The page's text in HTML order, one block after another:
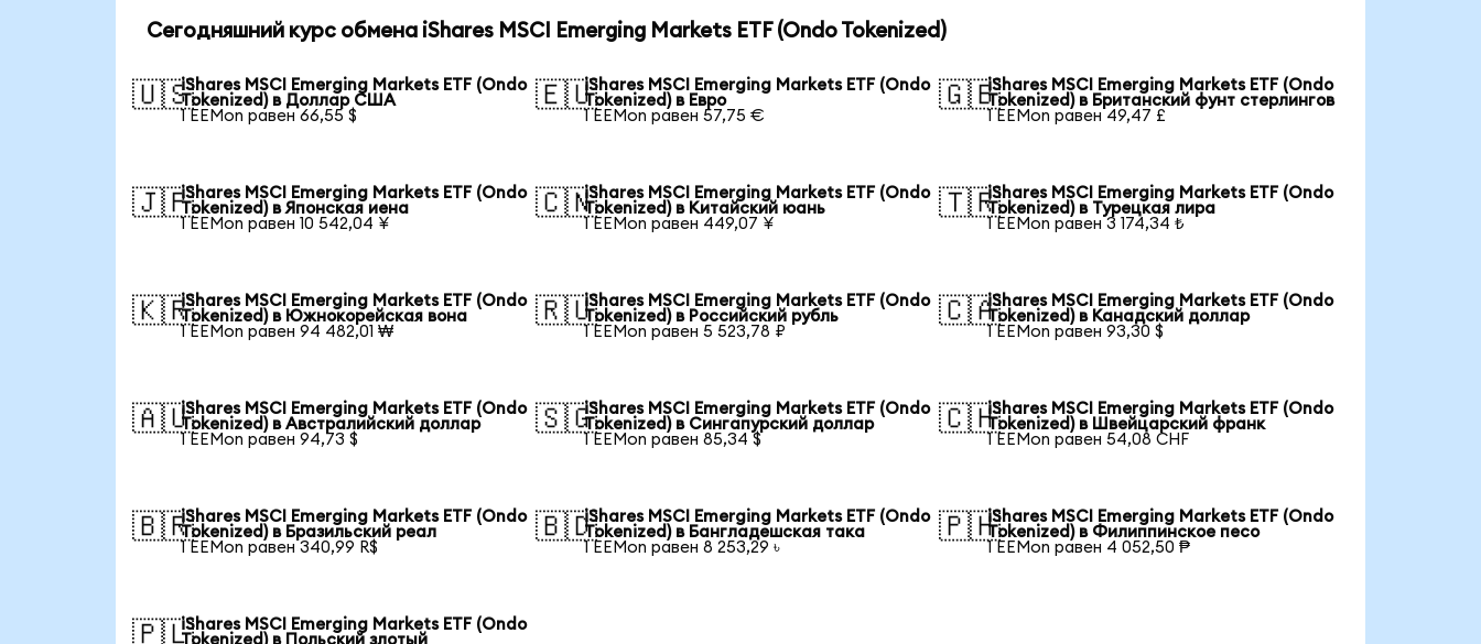
Сегодняшний курс обмена iShares MSCI Emerging Markets ETF (Ondo Tokenized)
🇺🇸iShares MSCI Emerging Markets ETF (Ondo
Tokenized) в Доллар США
1 EEMon равен 66,55 $
🇪🇺iShares MSCI Emerging Markets ETF (Ondo
Tokenized) в Евро
1 EEMon равен 57,75 €
🇬🇧iShares MSCI Emerging Markets ETF (Ondo
Tokenized) в Британский фунт стерлингов
1 EEMon равен 49,47 £
🇯🇵iShares MSCI Emerging Markets ETF (Ondo
Tokenized) в Японская иена
1 EEMon равен 10 542,04 ¥
🇨🇳iShares MSCI Emerging Markets ETF (Ondo
Tokenized) в Китайский юань
1 EEMon равен 449,07 ¥
🇹🇷iShares MSCI Emerging Markets ETF (Ondo
Tokenized) в Турецкая лира
1 EEMon равен 3 174,34 ₺
🇰🇷iShares MSCI Emerging Markets ETF (Ondo
Tokenized) в Южнокорейская вона
1 EEMon равен 94 482,01 ₩
🇷🇺iShares MSCI Emerging Markets ETF (Ondo
Tokenized) в Российский рубль
1 EEMon равен 5 523,78 ₽
🇨🇦iShares MSCI Emerging Markets ETF (Ondo
Tokenized) в Канадский доллар
1 EEMon равен 93,30 $
🇦🇺iShares MSCI Emerging Markets ETF (Ondo
Tokenized) в Австралийский доллар
1 EEMon равен 94,73 $
🇸🇬iShares MSCI Emerging Markets ETF (Ondo
Tokenized) в Сингапурский доллар
1 EEMon равен 85,34 $
🇨🇭iShares MSCI Emerging Markets ETF (Ondo
Tokenized) в Швейцарский франк
1 EEMon равен 54,08 CHF
🇧🇷iShares MSCI Emerging Markets ETF (Ondo
Tokenized) в Бразильский реал
1 EEMon равен 340,99 R$
🇧🇩iShares MSCI Emerging Markets ETF (Ondo
Tokenized) в Бангладешская така
1 EEMon равен 8 253,29 ৳
🇵🇭iShares MSCI Emerging Markets ETF (Ondo
Tokenized) в Филиппинское песо
1 EEMon равен 4 052,50 ₱
🇵🇱iShares MSCI Emerging Markets ETF (Ondo
Tokenized) в Польский злотый